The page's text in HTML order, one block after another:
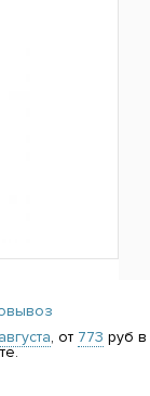
, от 773 руб в